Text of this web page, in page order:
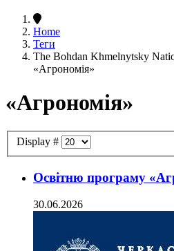
Home
Теги
The Bohdan Khmelnytsky
«Агрономія»
«Агрономія»
Display #
Освітню програму
30.06.2026